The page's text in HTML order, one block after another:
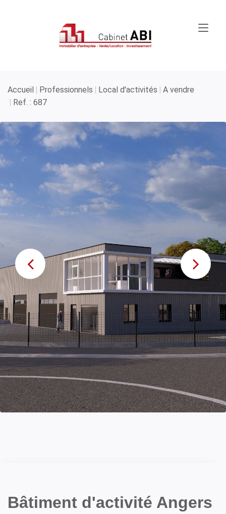
Accueil Professionnels Local d'activités
A vendre
Ref. : 687
Bâtiment d'activité Angers